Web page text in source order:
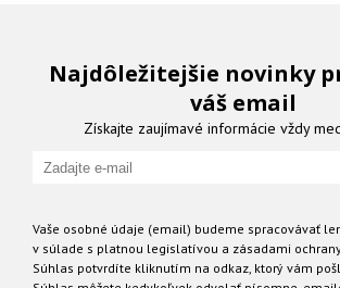
Najdôležitejšie novinky
váš email
Získajte zaujímavé informácie vždy
Vaše osobné údaje (email) budeme spracovávať
v súlade s platnou legislatívou a zásadami
Súhlas potvrdíte kliknutím na odkaz, ktorý vám